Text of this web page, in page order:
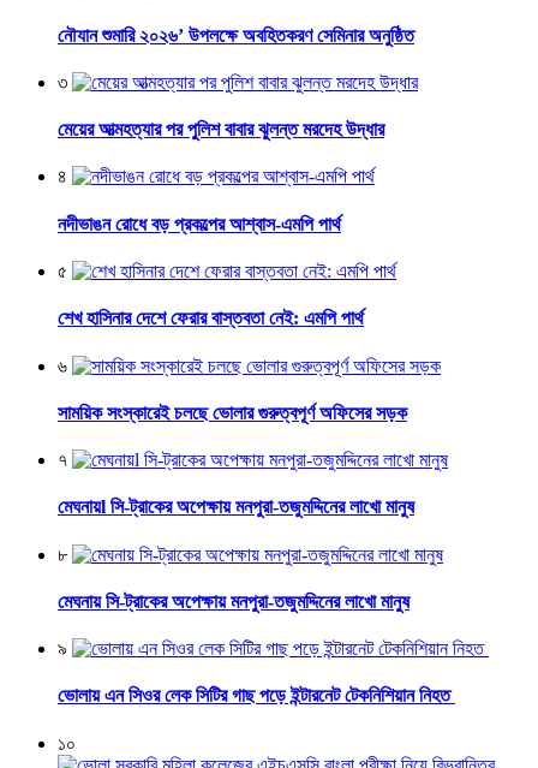
নৌযান শুমারি ২০২৬’ উপলক্ষে অবহিতকরণ সেমিনার অনুষ্ঠিত
৩
মেয়ের আত্মহত্যার পর পুলিশ বাবার ঝুলন্ত মরদেহ উদ্ধার
৪
নদীভাঙন রোধে বড় প্রকল্পের আশ্বাস-এমপি পার্থ
৫
শেখ হাসিনার দেশে ফেরার বাস্তবতা নেই: এমপি পার্থ
৬
সাময়িক সংস্কারেই চলছে ভোলার গুরুত্বপূর্ণ অফিসের সড়ক
৭
মেঘনায়l সি-ট্রাকের অপেক্ষায় মনপুরা-তজুমদ্দিনের লাখো মানুষ
৮
মেঘনায় সি-ট্রাকের অপেক্ষায় মনপুরা-তজুমদ্দিনের লাখো মানুষ
৯
ভোলায় এন সিওর লেক সিটির গাছ পড়ে ইন্টারনেট টেকনিশিয়ান নিহত
১০